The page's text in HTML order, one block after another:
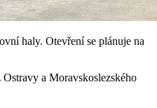
haly. Otevření se plánuje na
a Moravskoslezského